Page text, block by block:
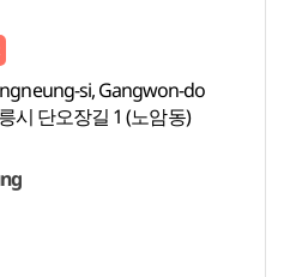
si, Gangwon-do
시 단오장길 1 (노암동)